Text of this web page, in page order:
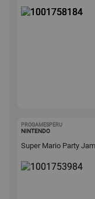
PROGAMESPERU
NINTENDO
Super Mario Party